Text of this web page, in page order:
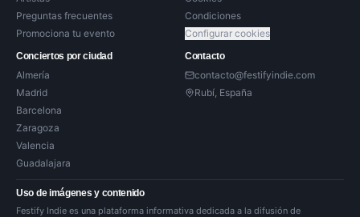
Preguntas frecuentes
Promociona tu evento
Condiciones
Configurar cookies
Conciertos por ciudad
Almería
Madrid
Barcelona
Zaragoza
Valencia
Guadalajara
Contacto
contacto@festifyindie.com
Rubí, España
Uso de imágenes y contenido
Festify Indie es una plataforma informativa dedicada a la difusión de